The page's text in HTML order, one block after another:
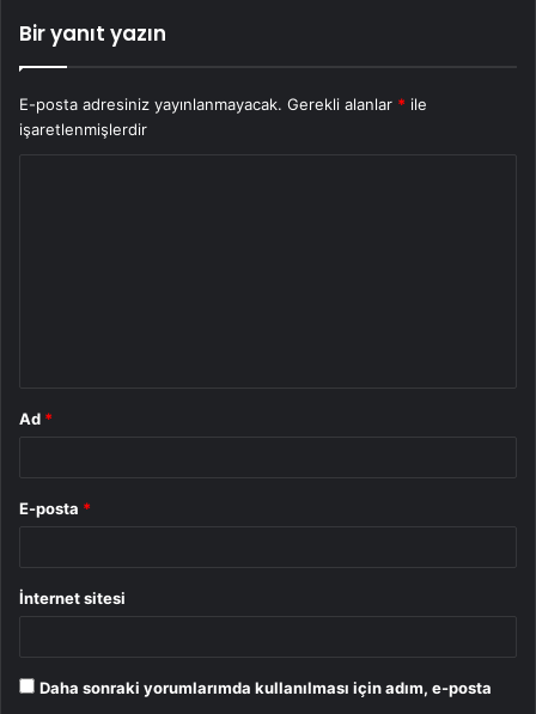
Bir yanıt yazın
E-posta adresiniz yayınlanmayacak. Gerekli alanlar * ile
işaretlenmişlerdir
Ad *
E-posta *
İnternet sitesi
Daha sonraki yorumlarımda kullanılması için adım, e-posta